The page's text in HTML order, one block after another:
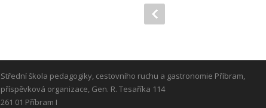
Střední škola pedagogiky, cestovního ruchu a gastronomie Příbram,
příspěvková organizace, Gen. R. Tesaříka 114
261 01 Příbram I